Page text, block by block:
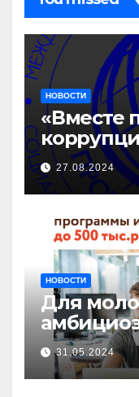
НОВОСТИ
«Вместе
27.08.2024
НОВОСТИ
Для
прием
бизнес-
31.05.2024